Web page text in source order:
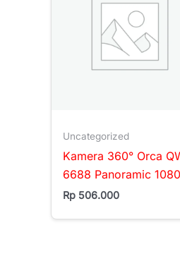
Uncategorized
Kamera 360° Orca
6688 Panoramic
Rp 506.000